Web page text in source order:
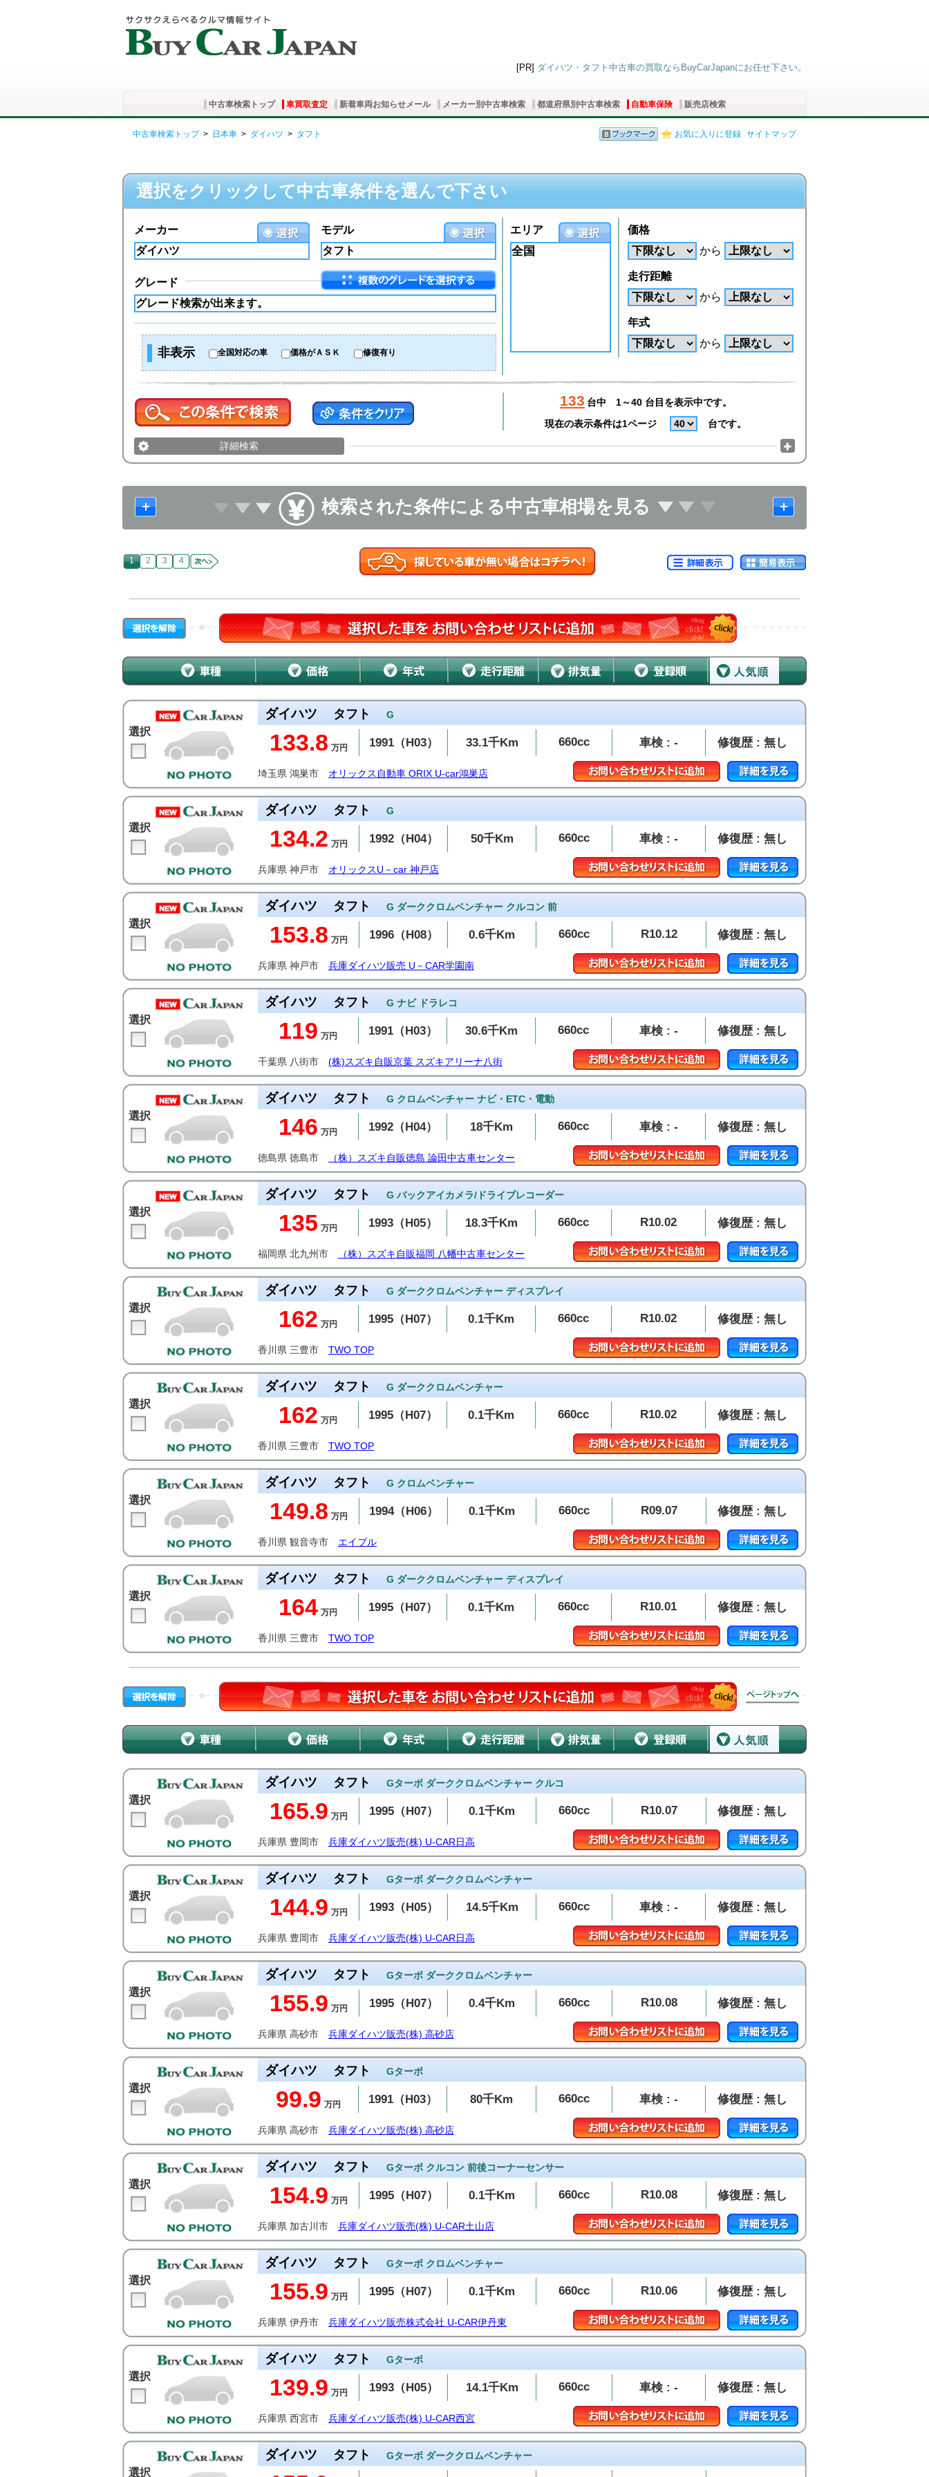
[PR] ダイハツ・タフト中古車の買取ならBuyCarJapanにお任せ下さい。
中古車検索トップ 車買取査定 新着車両お知らせメール メーカー別中古車検索 都道府県別中古車検索 自動車保険 販売店検索
お気に入りに登録 サイトマップ
中古車検索トップ> 日本車 > ダイハツ > タフト
選択をクリックして中古車条件を選んで下さい
モデル
メーカー
グレード
非表示 全国対応の車 価格がＡＳＫ 修復有り
エリア
全国
価格
から
走行距離
から
年式
から
133 台中
1～40 台目を表示中です。
現在の表示条件は1ページ
台です。
詳細検索
検索された条件による中古車相場を見る
1 2 3 4
選択
ダイハツ タフト G
133.8 万円 1991（H03） 33.1千Km 660cc 車検 : - 修復歴 : 無し
埼玉県 鴻巣市 オリックス自動車 ORIX U-car鴻巣店
選択
ダイハツ タフト G
134.2 万円 1992（H04） 50千Km 660cc 車検 : - 修復歴 : 無し
兵庫県 神戸市 オリックスU－car 神戸店
選択
ダイハツ タフト G ダーククロムベンチャー クルコン 前
153.8 万円 1996（H08） 0.6千Km 660cc R10.12 修復歴 : 無し
兵庫県 神戸市 兵庫ダイハツ販売 U－CAR学園南
選択
ダイハツ タフト G ナビ ドラレコ
119 万円 1991（H03） 30.6千Km 660cc 車検 : - 修復歴 : 無し
千葉県 八街市 (株)スズキ自販京葉 スズキアリーナ八街
選択
ダイハツ タフト G クロムベンチャー ナビ・ETC・電動
146 万円 1992（H04） 18千Km 660cc 車検 : - 修復歴 : 無し
徳島県 徳島市 （株）スズキ自販徳島 論田中古車センター
選択
ダイハツ タフト G バックアイカメラ/ドライブレコーダー
135 万円 1993（H05） 18.3千Km 660cc R10.02 修復歴 : 無し
福岡県 北九州市 （株）スズキ自販福岡 八幡中古車センター
選択
ダイハツ タフト G ダーククロムベンチャー ディスプレイ
162 万円 1995（H07） 0.1千Km 660cc R10.02 修復歴 : 無し
香川県 三豊市 TWO TOP
選択
ダイハツ タフト G ダーククロムベンチャー
162 万円 1995（H07） 0.1千Km 660cc R10.02 修復歴 : 無し
香川県 三豊市 TWO TOP
選択
ダイハツ タフト G クロムベンチャー
149.8 万円 1994（H06） 0.1千Km 660cc R09.07 修復歴 : 無し
香川県 観音寺市 エイブル
選択
ダイハツ タフト G ダーククロムベンチャー ディスプレイ
164 万円 1995（H07） 0.1千Km 660cc R10.01 修復歴 : 無し
香川県 三豊市 TWO TOP
選択
ダイハツ タフト Gターボ ダーククロムベンチャー クルコ
165.9 万円 1995（H07） 0.1千Km 660cc R10.07 修復歴 : 無し
兵庫県 豊岡市 兵庫ダイハツ販売(株) U-CAR日高
選択
ダイハツ タフト Gターボ ダーククロムベンチャー
144.9 万円 1993（H05） 14.5千Km 660cc 車検 : - 修復歴 : 無し
兵庫県 豊岡市 兵庫ダイハツ販売(株) U-CAR日高
選択
ダイハツ タフト Gターボ ダーククロムベンチャー
155.9 万円 1995（H07） 0.4千Km 660cc R10.08 修復歴 : 無し
兵庫県 高砂市 兵庫ダイハツ販売(株) 高砂店
選択
ダイハツ タフト Gターボ
99.9 万円 1991（H03） 80千Km 660cc 車検 : - 修復歴 : 無し
兵庫県 高砂市 兵庫ダイハツ販売(株) 高砂店
選択
ダイハツ タフト Gターボ クルコン 前後コーナーセンサー
154.9 万円 1995（H07） 0.1千Km 660cc R10.08 修復歴 : 無し
兵庫県 加古川市 兵庫ダイハツ販売(株) U-CAR土山店
選択
ダイハツ タフト Gターボ クロムベンチャー
155.9 万円 1995（H07） 0.1千Km 660cc R10.06 修復歴 : 無し
兵庫県 伊丹市 兵庫ダイハツ販売株式会社 U-CAR伊丹東
選択
ダイハツ タフト Gターボ
139.9 万円 1993（H05） 14.1千Km 660cc 車検 : - 修復歴 : 無し
兵庫県 西宮市 兵庫ダイハツ販売(株) U-CAR西宮
選択
ダイハツ タフト Gターボ ダーククロムベンチャー